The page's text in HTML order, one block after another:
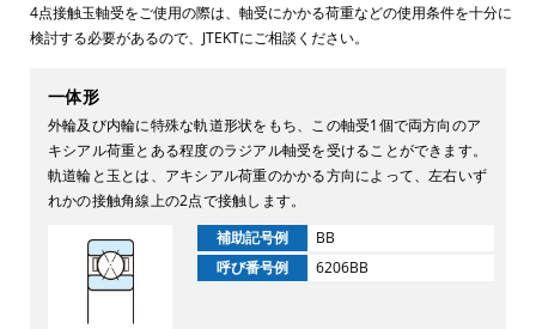
4点接触玉軸受をご使用の際は、軸受にかかる荷重などの使用条件を十分に
検討する必要があるので、JTEKTにご相談ください。
一体形
外輪及び内輪に特殊な軌道形状をもち、この軸受1個で両方向のア
キシアル荷重とある程度のラジアル軸受を受けることができます。
軌道輪と玉とは、アキシアル荷重のかかる方向によって、左右いず
れかの接触角線上の2点で接触します。
補助記号例
BB
呼び番号例
6206BB